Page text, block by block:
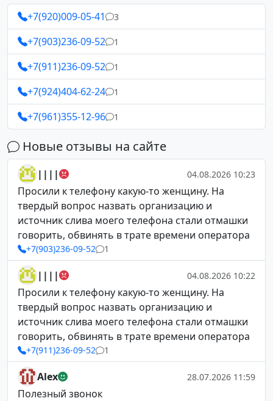
+7(920)009-05-41 3
+7(903)236-09-52 1
+7(911)236-09-52 1
+7(924)404-62-24 1
+7(961)355-12-96 1
Новые отзывы на сайте
|||| 04.08.2026 10:23
Просили к телефону какую-то женщину. На
твердый вопрос назвать организацию и
источник слива моего телефона стали отмашки
говорить, обвинять в трате времени оператора
+7(903)236-09-52 1
|||| 04.08.2026 10:22
Просили к телефону какую-то женщину. На
твердый вопрос назвать организацию и
источник слива моего телефона стали отмашки
говорить, обвинять в трате времени оператора
+7(911)236-09-52 1
Alex 28.07.2026 11:59
Полезный звонок